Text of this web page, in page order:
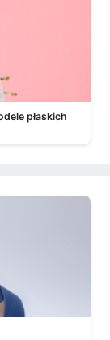
płaskich